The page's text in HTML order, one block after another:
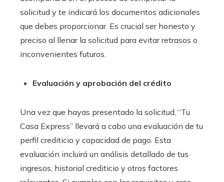
solicitud y te indicará los documentos adicionales
que debes proporcionar. Es crucial ser honesto y
preciso al llenar la solicitud para evitar retrasos o
inconvenientes futuros.
Evaluación y aprobación del crédito
Una vez que hayas presentado la solicitud, “Tu
Casa Express” llevará a cabo una evaluación de tu
perfil crediticio y capacidad de pago. Esta
evaluación incluirá un análisis detallado de tus
ingresos, historial crediticio y otros factores